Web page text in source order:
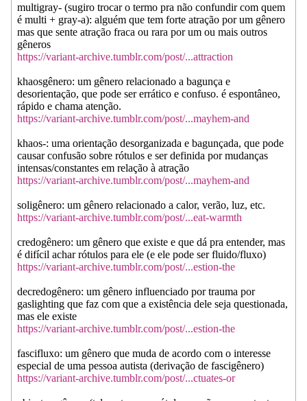
multigray- (sugiro trocar o termo pra não confundir com quem
é multi + gray-a): alguém que tem forte atração por um gênero
mas que sente atração fraca ou rara por um ou mais outros
gêneros
https://variant-archive.tumblr.com/post/...attraction
khaosgênero: um gênero relacionado a bagunça e
desorientação, que pode ser errático e confuso. é espontâneo,
rápido e chama atenção.
https://variant-archive.tumblr.com/post/...mayhem-and
khaos-: uma orientação desorganizada e bagunçada, que pode
causar confusão sobre rótulos e ser definida por mudanças
intensas/constantes em relação à atração
https://variant-archive.tumblr.com/post/...mayhem-and
soligênero: um gênero relacionado a calor, verão, luz, etc.
https://variant-archive.tumblr.com/post/...eat-warmth
credogênero: um gênero que existe e que dá pra entender, mas
é difícil achar rótulos para ele (e ele pode ser fluido/fluxo)
https://variant-archive.tumblr.com/post/...estion-the
decredogênero: um gênero influenciado por trauma por
gaslighting que faz com que a existência dele seja questionada,
mas ele existe
https://variant-archive.tumblr.com/post/...estion-the
fascifluxo: um gênero que muda de acordo com o interesse
especial de uma pessoa autista (derivação de fascigênero)
https://variant-archive.tumblr.com/post/...ctuates-or